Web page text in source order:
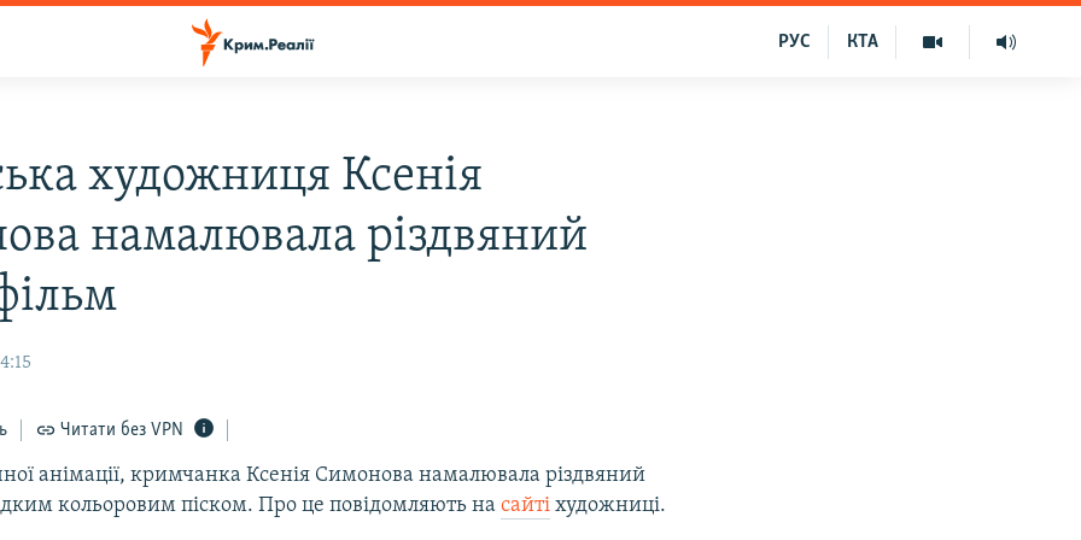
КТА
РУС
художниця Ксенія
намалювала різдвяний
Читати без VPN
анімації, кримчанка Ксенія Симонова намалювала різдвяний
кольоровим піском. Про це повідомляють насайті художниці.